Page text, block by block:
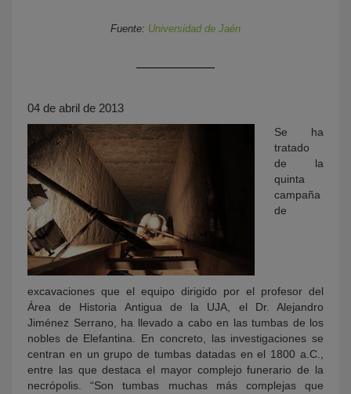
Fuente: Universidad de Jaén
04 de abril de 2013
Se ha
tratado
de la
quinta
campaña
de
excavaciones que el equipo dirigido por el profesor del
Área de Historia Antigua de la UJA, el Dr. Alejandro
Jiménez Serrano, ha llevado a cabo en las tumbas de los
nobles de Elefantina. En concreto, las investigaciones se
centran en un grupo de tumbas datadas en el 1800 a.C.,
entre las que destaca el mayor complejo funerario de la
necrópolis. “Son tumbas muchas más complejas que